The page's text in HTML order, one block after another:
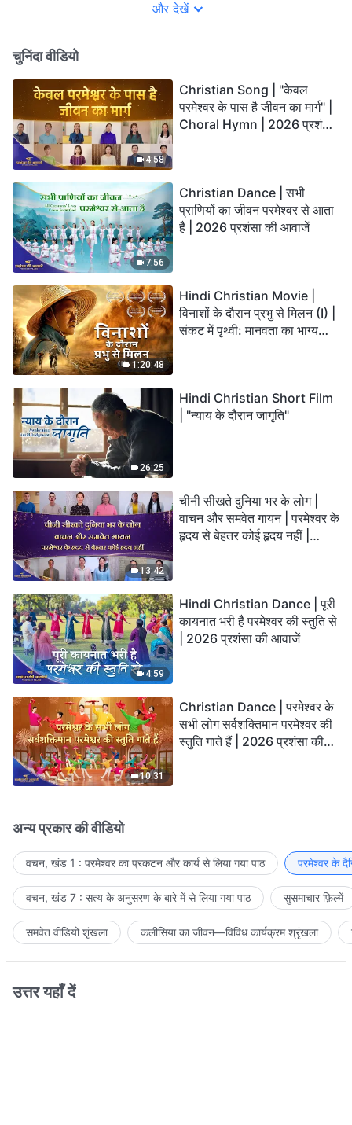
और देखें
चुनिंदा वीडियो
4:58
Christian Song | "केवल
परमेश्वर के पास है जीवन का मार्ग" |
Choral Hymn | 2026 प्रशंसा
7:56
Christian Dance | सभी
प्राणियों का जीवन परमेश्वर से आता
है | 2026 प्रशंसा की आवाजें
1:20:48
Hindi Christian Movie |
विनाशों के दौरान प्रभु से मिलन (I) |
संकट में पृथ्वी: मानवता का भाग्य
26:25
Hindi Christian Short Film
| "न्याय के दौरान जागृति"
13:42
चीनी सीखते दुनिया भर के लोग |
वाचन और समवेत गायन | परमेश्वर के
हृदय से बेहतर कोई हृदय नहीं |
4:59
Hindi Christian Dance | पूरी
कायनात भरी है परमेश्वर की स्तुति से
| 2026 प्रशंसा की आवाजें
10:31
Christian Dance | परमेश्वर के
सभी लोग सर्वशक्तिमान परमेश्वर की
स्तुति गाते हैं | 2026 प्रशंसा की
अन्य प्रकार की वीडियो
वचन, खंड 1 : परमेश्वर का प्रकटन और कार्य से लिया गया पाठ परमेश्वर के
वचन, खंड 7 : सत्य के अनुसरण के बारे में से लिया गया पाठ सुसमाचार फ़िल्में
समवेत वीडियो शृंखला कलीसिया का जीवन—विविध कार्यक्रम श्रृंखला
उत्तर यहाँ दें